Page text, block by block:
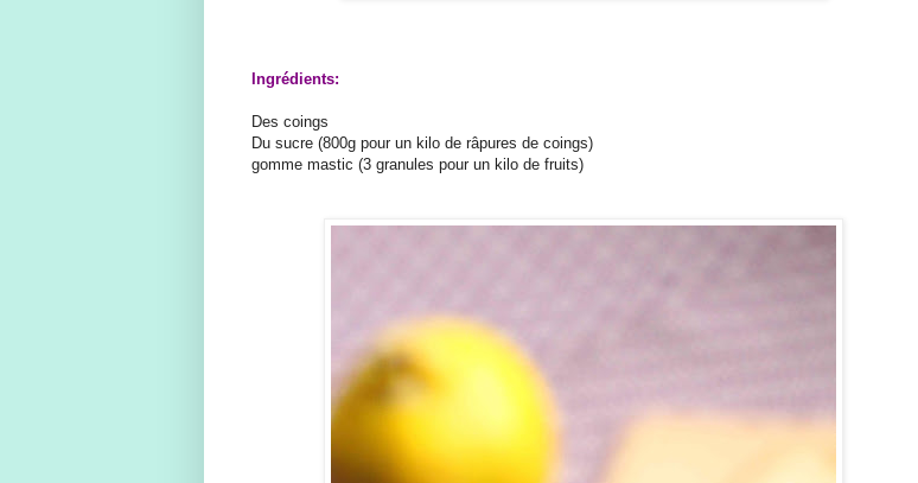
Ingrédients:
Des coings
Du sucre (800g pour un kilo de râpures de coings)
gomme mastic (3 granules pour un kilo de fruits)